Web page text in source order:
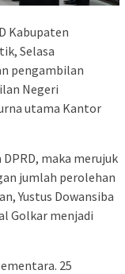
Kabupaten
Selasa
pengambilan
Negeri
utama Kantor
maka merujuk
jumlah perolehan
Yustus Dowansiba
Golkar menjadi
25